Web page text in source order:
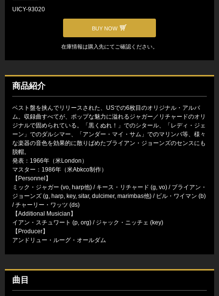
UICY-93020
BUY NOW
在庫情報は購入先にてご確認ください。
商品紹介
ベスト盤を挟んでリリースされた、USでの6枚目のオリジナル・アルバ
ム。収録曲すべてが、ポップな魅力に溢れるジャガー／リチャードのオリ
ジナルで固められている。「黒くぬれ！」でのシタール、「レディ・ジェ
ーン」でのダルシマー、「アンダー・マイ・サム」でのマリンバ等、様々
な楽器の音色を効果的に散りばめたブライアン・ジョーンズのセンスにも
脱帽。
発表：1966年（米London）
マスター：1986年（米Abkco制作）
【Personnel】
ミック・ジャガー (vo, harp他) / キース・リチャード (g, vo) / ブライアン・
ジョーンズ (g, harp, key, sitar, dulcimer, marimbas他) / ビル・ワイマン (b)
/ チャーリー・ワッツ (ds)
【Additional Musician】
イアン・スチュワート (p, org) / ジャック・ニッチェ (key)
【Producer】
アンドリュー・ルーグ・オールダム
曲目